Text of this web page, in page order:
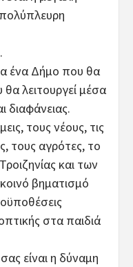
πολύπλευρη
ένα Δήμο που θα
λειτουργεί μέσα
διαφάνειας.
τους νέους, τις
τους αγρότες, το
και των
βηματισμό
στα παιδιά
είναι η δύναμη